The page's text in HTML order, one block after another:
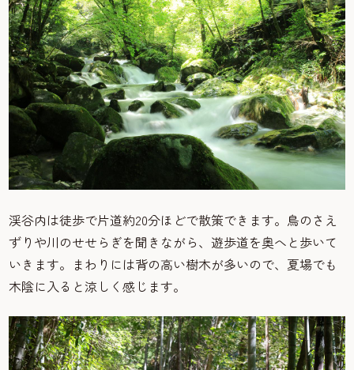
渓谷内は徒歩で片道約20分ほどで散策できます。鳥のさえ
ずりや川のせせらぎを聞きながら、遊歩道を奥へと歩いて
いきます。まわりには背の高い樹木が多いので、夏場でも
木陰に入ると涼しく感じます。